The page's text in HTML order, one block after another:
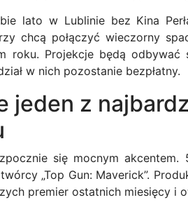
lato w Lublinie bez Kina
chcą połączyć wieczorny
roku. Projekcje będą
w nich pozostanie bezpłatny.
jeden z
się mocnym
„Top Gun: Maverick”.
premier ostatnich miesięcy i